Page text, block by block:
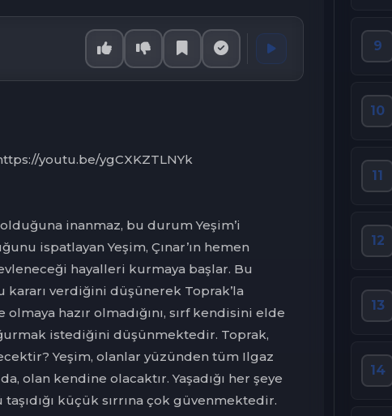
youtu.be/ygCXKZTLNYk
olduğuna inanmaz, bu durum Yeşim’i
ispatlayan Yeşim, Çınar’ın hemen
hayalleri kurmaya başlar. Bu
kararı verdiğini düşünerek Toprak’la
olmaya hazır olmadığını, sırf kendisini elde
istediğini düşünmektedir. Toprak,
Yeşim, olanlar yüzünden tüm Ilgaz
olan kendine olacaktır. Yaşadığı her şeye
küçük sırrına çok güvenmektedir.
9
10
11
12
13
14